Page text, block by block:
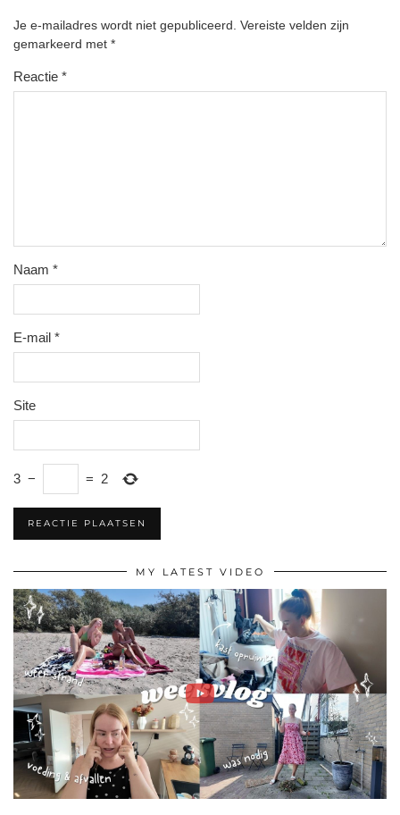
Je e-mailadres wordt niet gepubliceerd. Vereiste velden zijn
gemarkeerd met *
Reactie *
Naam *
E-mail *
Site
3 − = 2
MY LATEST VIDEO